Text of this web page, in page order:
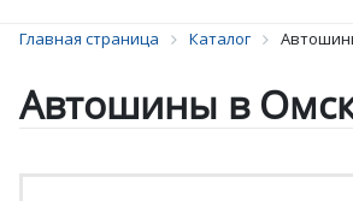
Главная страница Каталог
Автошины в